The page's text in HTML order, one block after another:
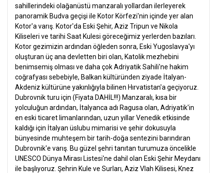
sahillerindeki olağanüstü manzaralı yollardan ilerleyerek
panoramik Budva geçişi ile Kotor Körfezi'nin içinde yer alan
Kotor'a varış. Kotor'da Eski Şehir, Aziz Tripun ve Nikola
Kiliseleri ve tarihi Saat Kulesi göreceğimiz yerlerden bazıları.
Kotor gezimizin ardından öğleden sonra, Eski Yugoslavya'yı
oluşturan üç ana devletten biri olan, Katolik mezhebini
benimsemiş olması ve daha çok Adriyatik Sahili'ne hakim
coğrafyası sebebiyle, Balkan kültüründen ziyade İtalyan-
Akdeniz kültürüne yakınlığıyla bilinen Hırvatistan'a geçiyoruz.
Dubrovnik turu için (Fiyata DAHİL!!!) Manzaralı, kısa bir
yolculuğun ardından, İtalyanca adı Ragusa olan, Adriyatik'in
en eski ticaret limanlarından, uzun yıllar Venedik etkisinde
kaldığı için İtalyan üslubu mimarisi ve şehir dokusuyla
bünyesinde muhteşem bir tarih-doğa sentezini barındıran
Dubrovnik'e varış. Bu güzel şehri tanıtan turumuza öncelikle
UNESCO Dünya Mirası Listesi'ne dahil olan Eski Şehir Meydanı
ile başlıyoruz. Şehrin Kule ve Surları, Aziz Vlah Kilisesi, Knez